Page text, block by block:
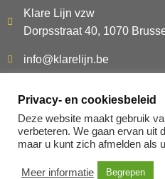
Klare Lijn vzw
Dorpsstraat 40, 1070
info@klarelijn.be
BE480.261.054
Privacy- en cookiesbeleid
Deze website maakt gebruik
verbeteren. We gaan ervan uit
maar u kunt zich afmelden als
Meer informatie Begrepen